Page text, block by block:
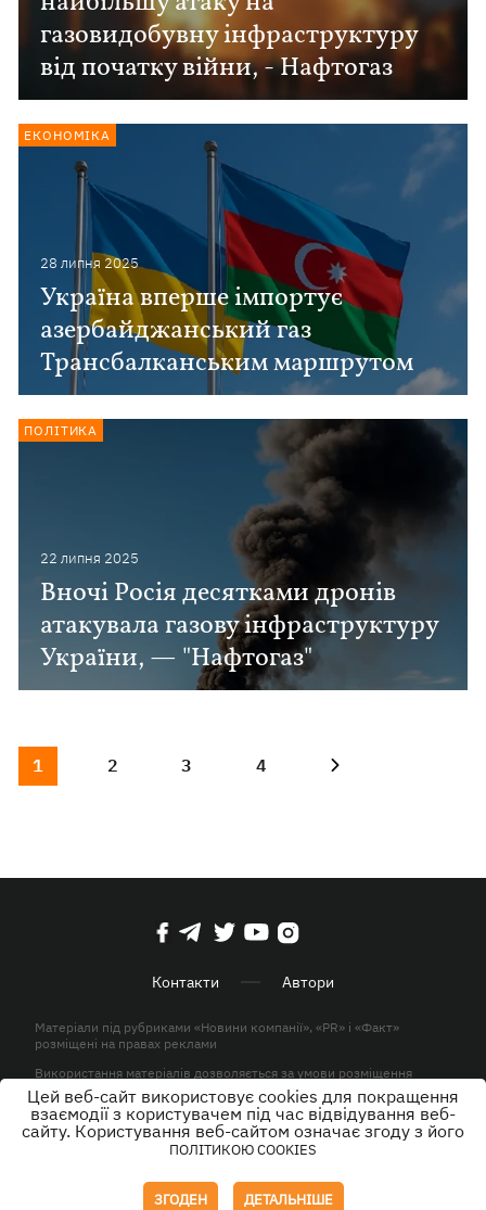
газовидобувну інфраструктуру
від початку війни, - Нафтогаз
28 липня 2025
Україна вперше імпортує
азербайджанський газ
Трансбалканським маршрутом
ЕКОНОМІКА
22 липня 2025
Вночі Росія десятками дронів
атакувала газову інфраструктуру
України, — "Нафтогаз"
ПОЛІТИКА
1 2 3 4
Контакти Автори
Матеріали під рубриками «Новини компанії», «PR» і «Факт»
розміщені на правах реклами
Використання матеріалів дозволяється за умови розміщення
активного гіперпосилання на KP.UA в першому абзаці.
© ТОВ «ЮЛАВ МЕДІА» 2026. Всі права захищені.
Цей веб-сайт використовує cookies для покращення
взаємодії з користувачем під час відвідування веб-
сайту. Користування веб-сайтом означає згоду з його
ПОЛІТИКОЮ COOKIES
ЗГОДЕН ДЕТАЛЬНІШЕ